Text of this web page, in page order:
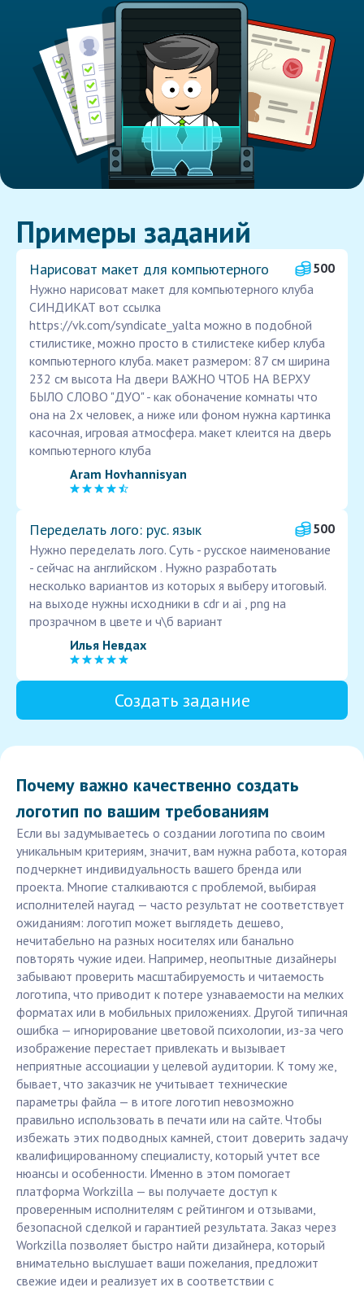
Примеры заданий
Нарисоват макет для компьютерного
500
Нужно нарисоват макет для компьютерного клуба
СИНДИКАТ вот ссылка
https://vk.com/syndicate_yalta можно в подобной
стилистике, можно просто в стилистеке кибер клуба
компьютерного клуба. макет размером: 87 см ширина
232 см высота На двери ВАЖНО ЧТОБ НА ВЕРХУ
БЫЛО СЛОВО "ДУО" - как обоначение комнаты что
она на 2х человек, а ниже или фоном нужна картинка
касочная, игровая атмосфера. макет клеится на дверь
компьютерного клуба
Aram Hovhannisyan
Переделать лого: рус. язык
500
Нужно переделать лого. Суть - русское наименование
- сейчас на английском . Нужно разработать
несколько вариантов из которых я выберу итоговый.
на выходе нужны исходники в cdr и ai , png на
прозрачном в цвете и ч\б вариант
Илья Невдах
Создать задание
Почему важно качественно создать
логотип по вашим требованиям
Если вы задумываетесь о создании логотипа по своим
уникальным критериям, значит, вам нужна работа, которая
подчеркнет индивидуальность вашего бренда или
проекта. Многие сталкиваются с проблемой, выбирая
исполнителей наугад — часто результат не соответствует
ожиданиям: логотип может выглядеть дешево,
нечитабельно на разных носителях или банально
повторять чужие идеи. Например, неопытные дизайнеры
забывают проверить масштабируемость и читаемость
логотипа, что приводит к потере узнаваемости на мелких
форматах или в мобильных приложениях. Другой типичная
ошибка — игнорирование цветовой психологии, из-за чего
изображение перестает привлекать и вызывает
неприятные ассоциации у целевой аудитории. К тому же,
бывает, что заказчик не учитывает технические
параметры файла — в итоге логотип невозможно
правильно использовать в печати или на сайте. Чтобы
избежать этих подводных камней, стоит доверить задачу
квалифицированному специалисту, который учтет все
нюансы и особенности. Именно в этом помогает
платформа Workzilla — вы получаете доступ к
проверенным исполнителям с рейтингом и отзывами,
безопасной сделкой и гарантией результата. Заказ через
Workzilla позволяет быстро найти дизайнера, который
внимательно выслушает ваши пожелания, предложит
свежие идеи и реализует их в соответствии с